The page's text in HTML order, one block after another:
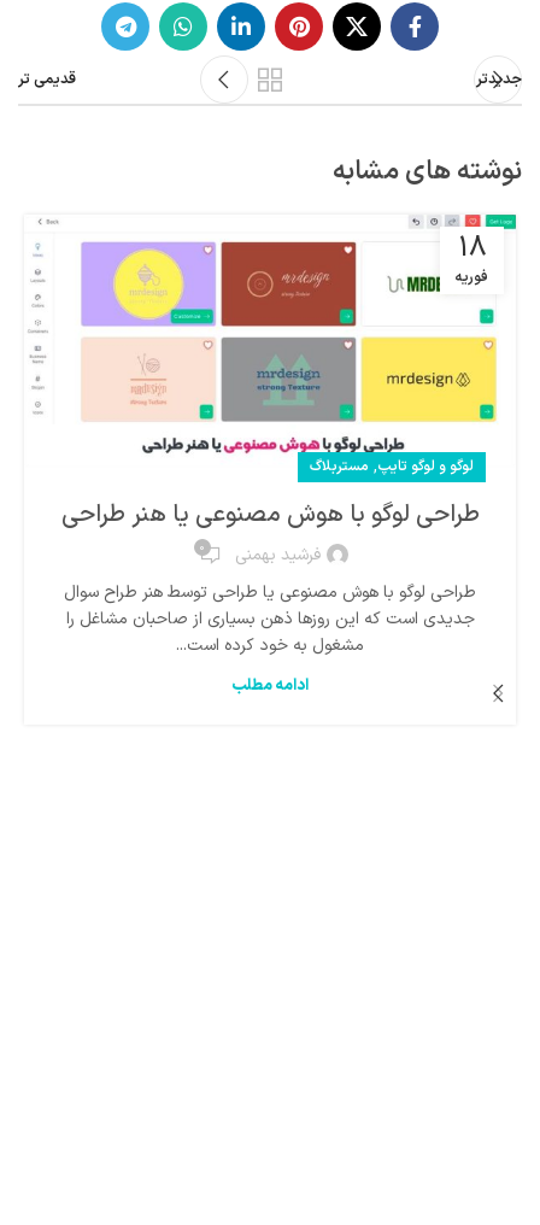
جدیدتر قدیمی تر
نوشته های مشابه
18
فوریه
لوگو و لوگو تایپ, مستربلاگ
طراحی لوگو با هوش مصنوعی یا هنر طراحی
فرشید بهمنی 0
طراحی لوگو با هوش مصنوعی یا طراحی توسط هنر طراح سوال
جدیدی است که این روزها ذهن بسیاری از صاحبان مشاغل را
مشغول به خود کرده است...
ادامه مطلب